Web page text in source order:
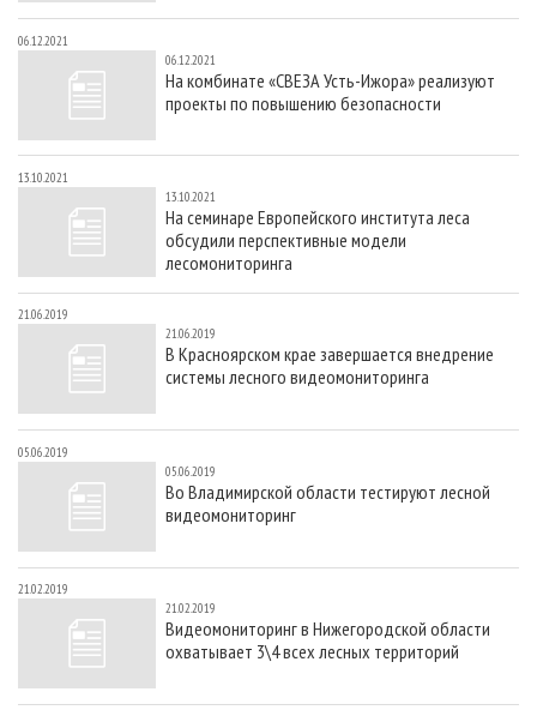
06.12.2021
06.12.2021
На комбинате «СВЕЗА Усть-Ижора» реализуют
проекты по повышению безопасности
13.10.2021
13.10.2021
На семинаре Европейского института леса
обсудили перспективные модели
лесомониторинга
21.06.2019
21.06.2019
В Красноярском крае завершается внедрение
системы лесного видеомониторинга
05.06.2019
05.06.2019
Во Владимирской области тестируют лесной
видеомониторинг
21.02.2019
21.02.2019
Видеомониторинг в Нижегородской области
охватывает 3\4 всех лесных территорий